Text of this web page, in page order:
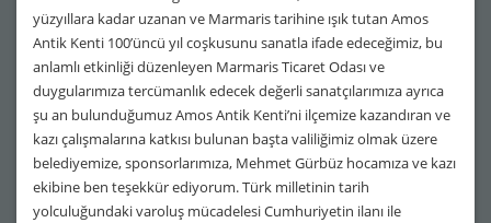
yüzyıllara kadar uzanan ve Marmaris tarihine ışık tutan Amos
Antik Kenti 100’üncü yıl coşkusunu sanatla ifade edeceğimiz, bu
anlamlı etkinliği düzenleyen Marmaris Ticaret Odası ve
duygularımıza tercümanlık edecek değerli sanatçılarımıza ayrıca
şu an bulunduğumuz Amos Antik Kenti’ni ilçemize kazandıran ve
kazı çalışmalarına katkısı bulunan başta valiliğimiz olmak üzere
belediyemize, sponsorlarımıza, Mehmet Gürbüz hocamıza ve kazı
ekibine ben teşekkür ediyorum. Türk milletinin tarih
yolculuğundaki varoluş mücadelesi Cumhuriyetin ilanı ile